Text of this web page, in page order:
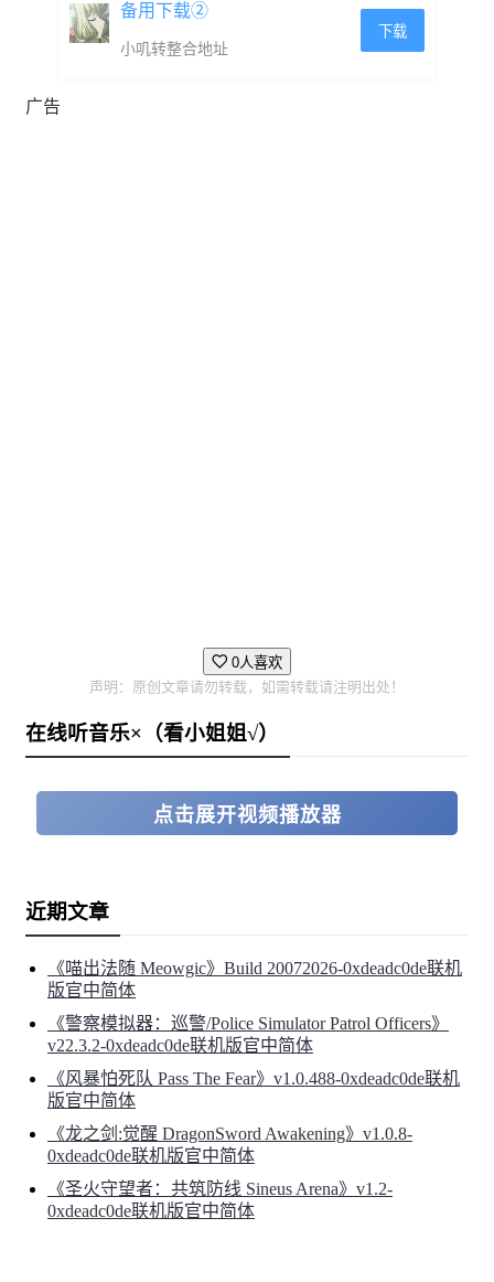
备用下载②
小叽转整合地址
下载
广告
0人喜欢
声明：原创文章请勿转载，如需转载请注明出处！
在线听音乐×（看小姐姐√）
点击展开视频播放器
近期文章
《喵出法随 Meowgic》Build 20072026-0xdeadc0de联机
版官中简体
《警察模拟器：巡警/Police Simulator Patrol Officers》
v22.3.2-0xdeadc0de联机版官中简体
《风暴怕死队 Pass The Fear》v1.0.488-0xdeadc0de联机
版官中简体
《龙之剑:觉醒 DragonSword Awakening》v1.0.8-
0xdeadc0de联机版官中简体
《圣火守望者：共筑防线 Sineus Arena》v1.2-
0xdeadc0de联机版官中简体